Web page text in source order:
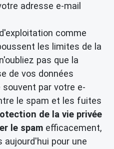
adresse e-mail
comme
les limites de la
pas que la
de vos données
par votre e-
le spam et les fuites
de la vie privée
le spam efficacement,
aujourd'hui pour une